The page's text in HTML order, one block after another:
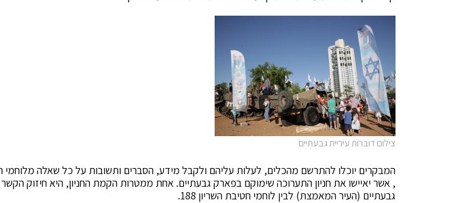
צילום דוברות עיריית גבעתיים
, אשר יאיישו את חניון התערוכה שימוקם בפארק גבעתיים. אחת ממטרות הקמת החניון, היא חיזוק הקשר
גבעתיים (העיר המאמצת) לבין לוחמי חטיבת השריון 188.